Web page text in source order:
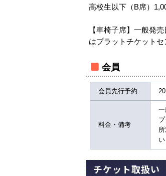
高校生以下（B席）
【車椅子席】一般発
はプラットチケットセ
会員
会員先行予約
料金・備考
い
チケット取扱い